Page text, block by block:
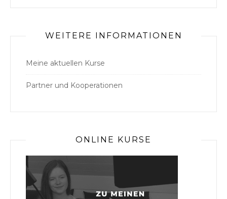
WEITERE INFORMATIONEN
Meine aktuellen Kurse
Partner und Kooperationen
ONLINE KURSE